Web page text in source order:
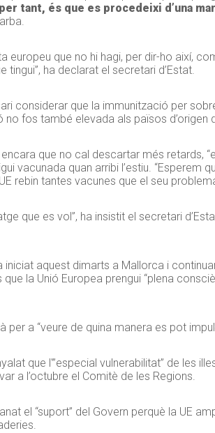
tant, és que es procedeixi d’una
europeu que no hi hagi, per dir-ho així,
ha declarat el secretari d’Estat.
considerar que la immunització per
fos també elevada als països d’origen
que no cal descartar més retards,
vacunada quan arribi l’estiu. “Esperem
rebin tantes vacunes que el seu
que es vol”, ha insistit el secretari
iniciat aquest dimarts a Mallorca i
la Unió Europea prengui “plena
per a “veure de quina manera es pot
que l'”especial vulnerabilitat” de les
a l’octubre el Comitè de les Regions.
el “suport” del Govern perquè la UE